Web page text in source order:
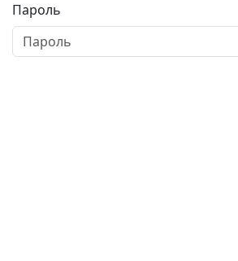
Пароль